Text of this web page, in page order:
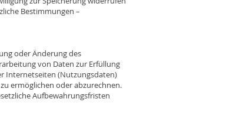
Bestimmungen –
oder Änderung des
von Daten zur Erfüllung
Internetseiten (Nutzungsdaten)
ermöglichen oder abzurechnen.
Aufbewahrungsfristen